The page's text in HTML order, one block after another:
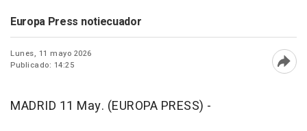
Europa Press notiecuador
Lunes, 11 mayo 2026
Publicado: 14:25
MADRID 11 May. (EUROPA PRESS) -